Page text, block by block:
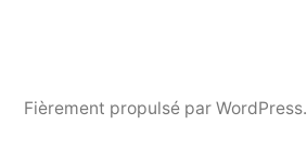
Fièrement propulsé par WordPress.